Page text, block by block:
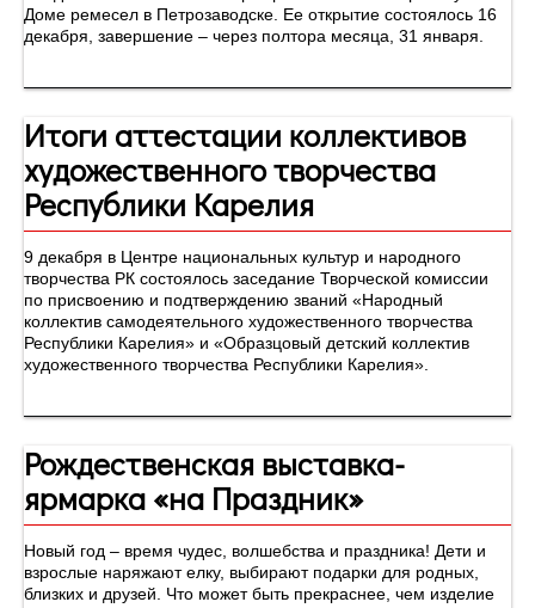
Доме ремесел в Петрозаводске. Ее открытие состоялось 16
декабря, завершение – через полтора месяца, 31 января.
Итоги аттестации коллективов
художественного творчества
Республики Карелия
9 декабря в Центре национальных культур и народного
творчества РК состоялось заседание Творческой комиссии
по присвоению и подтверждению званий «Народный
коллектив самодеятельного художественного творчества
Республики Карелия» и «Образцовый детский коллектив
художественного творчества Республики Карелия».
Рождественская выставка-
ярмарка «на Праздник»
Новый год – время чудес, волшебства и праздника! Дети и
взрослые наряжают елку, выбирают подарки для родных,
близких и друзей. Что может быть прекраснее, чем изделие